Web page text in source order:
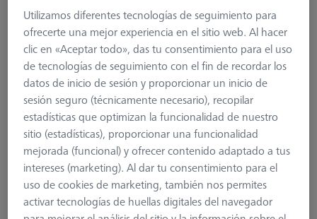
Imprimir página
visión de conjunto
Utilizamos diferentes tecnologías de seguimiento para
ofrecerte una mejor experiencia en el sitio web. Al hacer
clic en «Aceptar todo», das tu consentimiento para el uso
de tecnologías de seguimiento con el fin de recordar los
datos de inicio de sesión y proporcionar un inicio de
sesión seguro (técnicamente necesario), recopilar
estadísticas que optimizan la funcionalidad de nuestro
sitio (estadísticas), proporcionar una funcionalidad
mejorada (funcional) y ofrecer contenido adaptado a tus
intereses (marketing). Al dar tu consentimiento para el
uso de cookies de marketing, también nos permites
activar tecnologías de huellas digitales del navegador